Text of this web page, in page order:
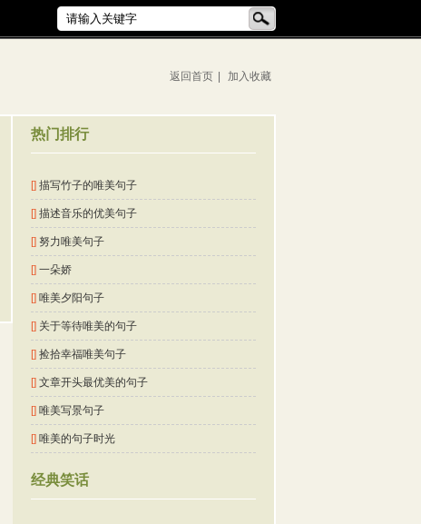
返回首页 加入收藏
热门排行
[] 描写竹子的唯美句子
[] 描述音乐的优美句子
[] 努力唯美句子
[] 一朵娇
[] 唯美夕阳句子
[] 关于等待唯美的句子
[] 捡拾幸福唯美句子
[] 文章开头最优美的句子
[] 唯美写景句子
[] 唯美的句子时光
经典笑话